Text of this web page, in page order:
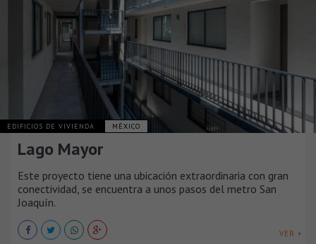
EDIFICIOS DE VIVIENDA MÉXICO
Lago Mayor
Este proyecto tiene una ubicación extraordinaria con gran
conectividad, se encuentra a unos pasos del metro San
Joaquín.
VER +